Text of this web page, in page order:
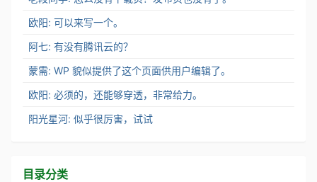
欧阳: 可以来写一个。
阿七: 有没有腾讯云的？
蒙需: WP 貌似提供了这个页面供用户编辑了。
欧阳: 必须的，还能够穿透，非常给力。
阳光星河: 似乎很厉害，试试
目录分类